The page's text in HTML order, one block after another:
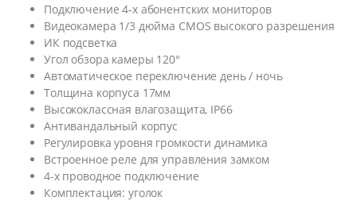
Подключение 4-х абонентских мониторов
Видеокамера 1/3 дюйма CMOS высокого разрешения
ИК подсветка
Угол обзора камеры 120°
Автоматическое переключение день / ночь
Толщина корпуса 17мм
Высококласcная влагозащита, IP66
Антивандальный корпус
Регулировка уровня громкости динамика
Встроенное реле для управления замком
4-х проводное подключение
Комплектация: уголок